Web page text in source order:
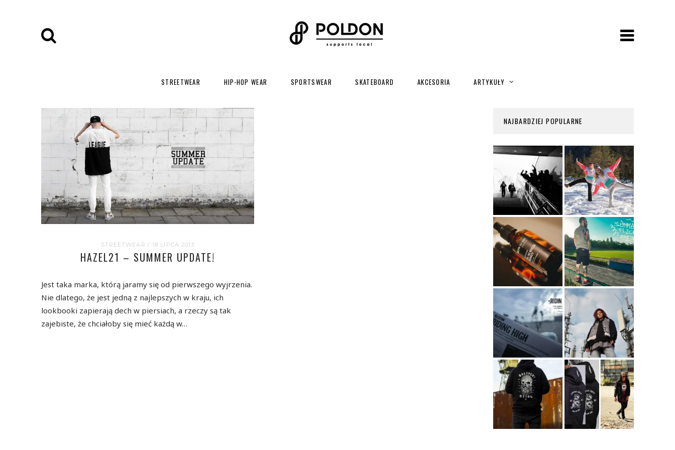
STREETWEAR HIP-HOP WEAR SPORTSWEAR SKATEBOARD AKCESORIA ARTYKUŁY
STREETWEAR / 18 LIPCA 2013
HAZEL21 – SUMMER UPDATE!
Jest taka marka, którą jaramy się od pierwszego wyjrzenia.
Nie dlatego, że jest jedną z najlepszych w kraju, ich
lookbooki zapierają dech w piersiach, a rzeczy są tak
zajebiste, że chciałoby się mieć każdą w…
NAJBARDZIEJ POPULARNE